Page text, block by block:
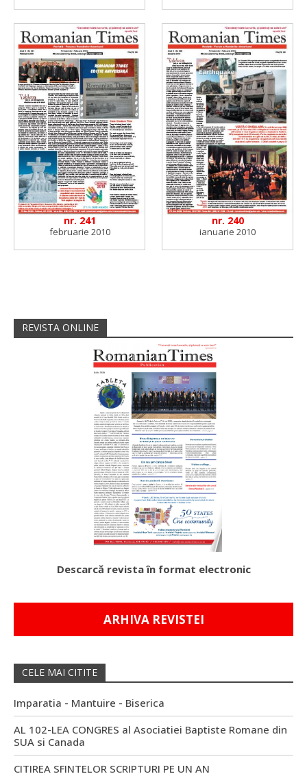
nr. 241
februarie 2010
nr. 240
ianuarie 2010
REVISTA ONLINE
Descarcă revista în format electronic
ARHIVA REVISTEI
CELE MAI CITITE
Imparatia - Mantuire - Biserica
AL 102-LEA CONGRES al Asociatiei Baptiste Romane din
SUA si Canada
CITIREA SFINTELOR SCRIPTURI PE UN AN